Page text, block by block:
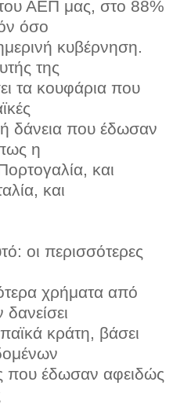
ΑΕΠ μας, στο 88%
όσο
κυβέρνηση.
της
τα κουφάρια που
δάνεια που έδωσαν
η
και
και
οι περισσότερες
χρήματα από
κράτη, βάσει
που έδωσαν αφειδώς